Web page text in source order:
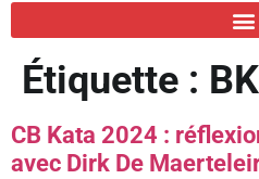
Étiquette :
CB Kata 2024 :
avec Dirk De